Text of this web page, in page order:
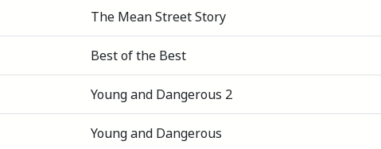
The Mean Street Story
Best of the Best
Young and Dangerous 2
Young and Dangerous